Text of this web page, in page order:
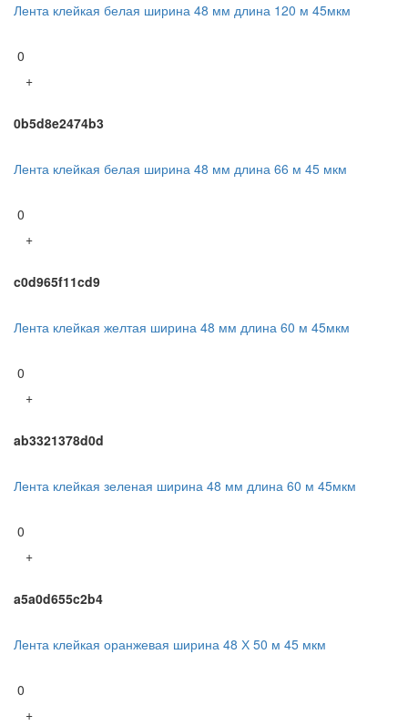
Лента клейкая белая ширина 48 мм длина 120 м 45мкм
0
+
0b5d8e2474b3
Лента клейкая белая ширина 48 мм длина 66 м 45 мкм
0
+
c0d965f11cd9
Лента клейкая желтая ширина 48 мм длина 60 м 45мкм
0
+
ab3321378d0d
Лента клейкая зеленая ширина 48 мм длина 60 м 45мкм
0
+
a5a0d655c2b4
Лента клейкая оранжевая ширина 48 Х 50 м 45 мкм
0
+